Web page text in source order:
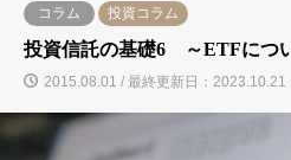
コラム 投資コラム
投資信託の基礎6 ～ETFにつ
2015.08.01 / 最終更新日：2023.10.21